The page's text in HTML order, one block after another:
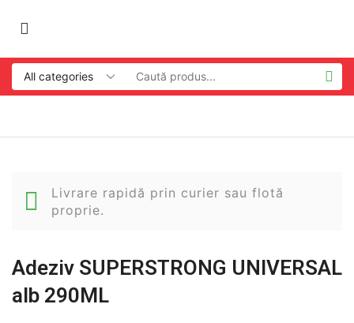
Livrare rapidă prin curier sau flotă
proprie.
Adeziv SUPERSTRONG UNIVERSAL
alb 290ML